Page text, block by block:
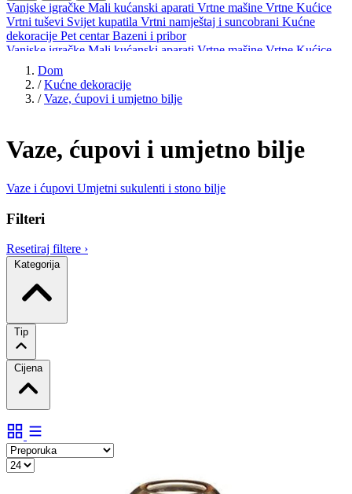
Vanjske igračke Mali kućanski aparati Vrtne mašine Vrtne Kućice
Vrtni tuševi Svijet kupatila Vrtni namještaj i suncobrani Kućne
dekoracije Pet centarBazeni i pribor
Vanjske igračke Mali kućanski aparati Vrtne mašine Vrtne Kućice
Vrtni tuševi
dekoracijePet centar Bazeni i pribor
Dom
/ Kućne dekoracije
/ Vaze, ćupovi i umjetno bilje
Vaze, ćupovi i umjetno bilje
Vaze i ćupovi Umjetni sukulenti i stono bilje
Filteri
Resetiraj filtere ›
Kategorija
Tip
Cijena